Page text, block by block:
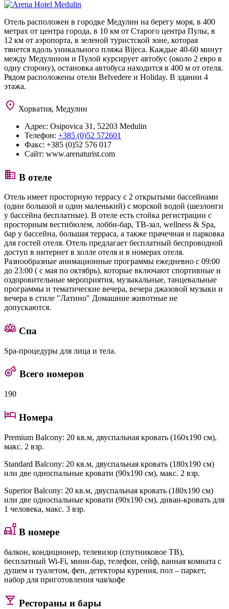
Отель расположен в городке Медулин на берегу моря, в 400
метрах от центра города, в 10 км от Старого центра Пулы, в
12 км от аэропорта, в зеленой туристской зоне, которая
тянется вдоль уникального пляжа Bijeca. Каждые 40-60 минут
между Медулином и Пулой курсирует автобус (около 2 евро в
одну сторону), остановка автобуса находится в 400 м от отеля.
Рядом расположены отели Belvedere и Holiday. В здании 4
этажа.
Хорватия, Медулин
Адрес: Osipovica 31, 52203 Medulin
Телефон: +385 (0)52 572601
Факс: +385 (0)52 576 017
Сайт: www.arenaturist.com
В отеле
Отель имеет просторную террасу с 2 открытыми бассейнами
(один большой и один маленький) с морской водой (шезлонги
у бассейна бесплатные). В отеле есть стойка регистрации с
просторным вестибюлем, лобби-бар, ТВ-зал, wellness & Spa,
бар у бассейна, большая терраса, а также прачечная и парковка
для гостей отеля. Отель предлагает бесплатный беспроводной
доступ в интернет в холле отеля и в номерах отеля.
Разнообразные анимационные программы ежедневно с 09:00
до 23:00 ( с мая по октябрь), которые включают спортивные и
оздоровительные мероприятия, музыкальные, танцевальные
программы и тематические вечера, вечера джазовой музыки и
вечера в стиле "Латино" Домашние животные не
допускаются.
Спа
Spa-процедуры для лица и тела.
Всего номеров
190
Номера
Premium Balcony: 20 кв.м, двуспальная кровать (160x190 см),
макс. 2 взр.
Standard Balcony: 20 кв.м, двуспальная кровать (180x190 см)
или две односпальные кровати (90x190 см), макс. 2 взр.
Superior Balcony: 20 кв.м, двуспальная кровать (180x190 см)
или две односпальные кровати (90x190 см), диван-кровать для
1 человека, макс. 3 взр.
В номере
балкон, кондиционер, телевизор (спутниковое ТВ),
бесплатный Wi-Fi, мини-бар, телефон, сейф, ванная комната с
душем и туалетом, фен, детекторы курения, пол – паркет,
набор для приготовления чая/кофе
Рестораны и бары